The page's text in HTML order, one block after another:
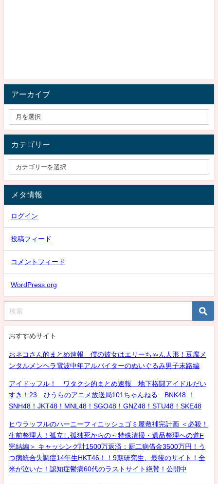
アーカイブ
カテゴリー
メタ情報
ログイン
投稿フィード
コメントフィード
WordPress.org
おすすめサイト
おネコさん的まとめ速報 僕の彼女はエリーちゃん人形！豆腐メ
ンタルメンヘラ電波中年アルバイターのぬいぐるみ男子末路編
アイドッフル！ ワタクシ的まとめ速報 地下格闘アイドルだい
すき！23 ひうらのアニメ放送局101ちゃんねる BNK48 ！
SNH48！JKT48！MNL48！SGO48！GNZ48！STU48！SKE48
ヒウラッフルのハーニーフィニッシュゴミ屋敷補完計画 ＜必殺！
生前整理人！孤立し孤独死からの～特殊清掃・遺品整理への道F
完結編＞ キャッシング計1500万返済：厨二病借金3500万円！う
つ病統合失調症14年生HKT46！！9期研究生、最後のサイト！全
米が泣いた！認知症鬱病60代のラストサイト絶賛！公開中